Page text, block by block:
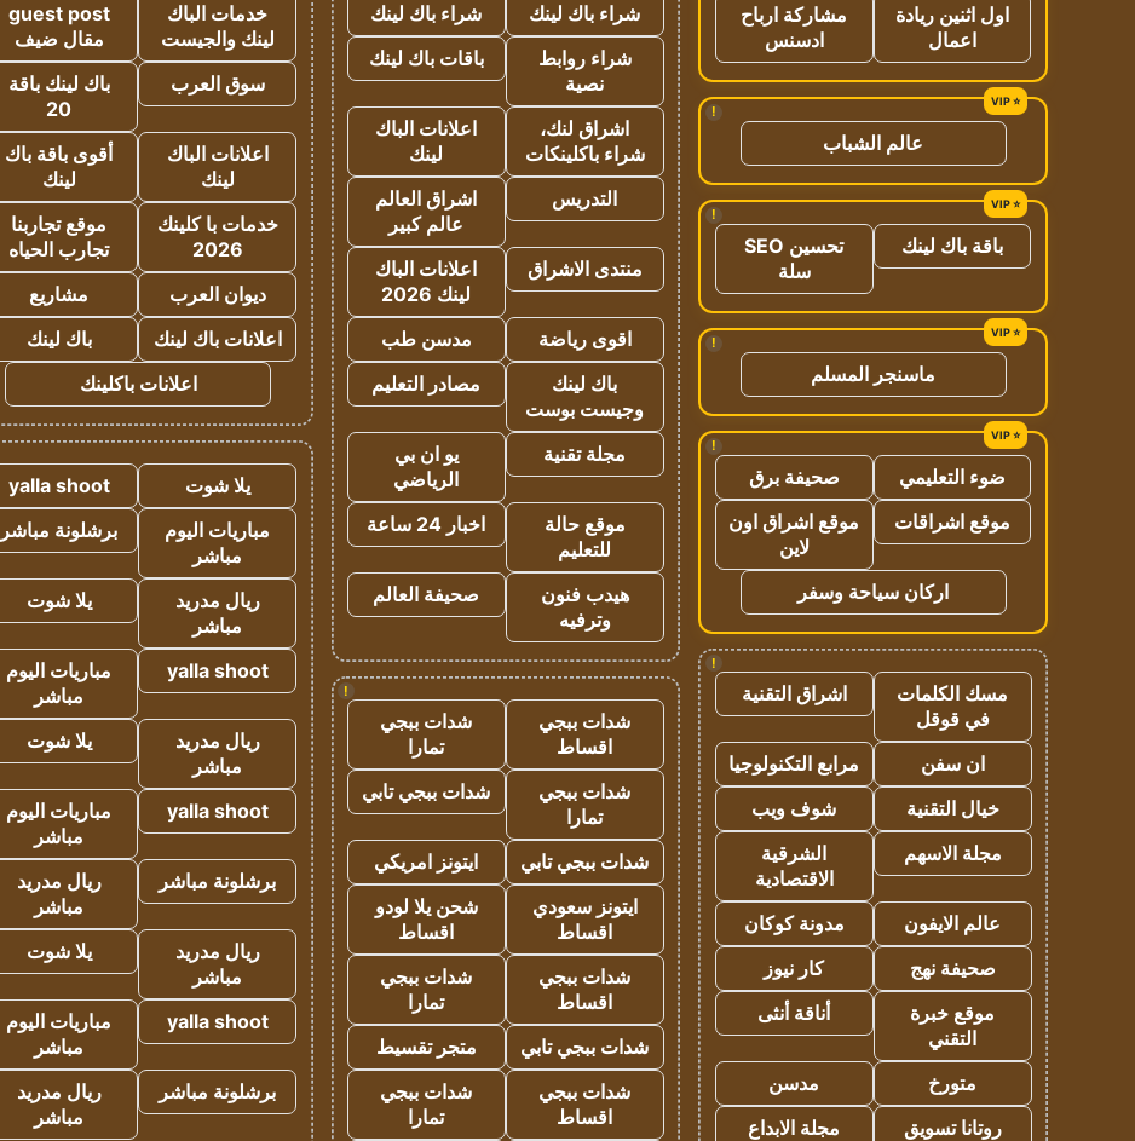
اول اثنين ريادة
اعمال
مشاركة ارباح
ادسنس
!
عالم الشباب
!
باقة باك لينك
تحسين SEO
سلة
!
ماسنجر المسلم
!
ضوء التعليمي
صحيفة برق
موقع اشراقات
موقع اشراق اون
لاين
اركان سياحة وسفر
!
مسك الكلمات
في قوقل
اشراق التقنية
ان سفن
مرابع التكنولوجيا
خيال التقنية
شوف ويب
مجلة الاسهم
الشرقية
الاقتصادية
عالم الايفون
مدونة كوكان
صحيفة نهج
كار نيوز
موقع خبرة
التقني
أناقة أنثى
متورخ
مدسن
روتانا تسويق
مجلة الابداع
شراء باك لينك
شراء باك لينك
شراء روابط
نصية
باقات باك لينك
اشراق لنك،
شراء باكلينكات
اعلانات الباك
لينك
التدريس
اشراق العالم
عالم كبير
منتدى الاشراق
اعلانات الباك
لينك 2026
اقوى رياضة
مدسن طب
باك لينك
وجيست بوست
مصادر التعليم
مجلة تقنية
يو ان بي
الرياضي
موقع حالة
للتعليم
اخبار 24 ساعة
هيدب فنون
وترفيه
صحيفة العالم
!
شدات ببجي
اقساط
شدات ببجي
تمارا
شدات ببجي
تمارا
شدات ببجي تابي
شدات ببجي تابي
ايتونز امريكي
ايتونز سعودي
اقساط
شحن يلا لودو
اقساط
شدات ببجي
اقساط
شدات ببجي
تمارا
شدات ببجي تابي
متجر تقسيط
شدات ببجي
اقساط
شدات ببجي
تمارا
خدمات الباك
لينك والجيست
guest post
مقال ضيف
سوق العرب
باك لينك باقة
20
اعلانات الباك
لينك
أقوى باقة باك
لينك
خدمات با كلينك
2026
موقع تجاربنا
تجارب الحياه
ديوان العرب
مشاريع
اعلانات باك لينك
باك لينك
اعلانات باكلينك
يلا شوت
yalla shoot
مباريات اليوم
مباشر
برشلونة مباشر
ريال مدريد
مباشر
يلا شوت
yalla shoot
مباريات اليوم
مباشر
ريال مدريد
مباشر
يلا شوت
yalla shoot
مباريات اليوم
مباشر
برشلونة مباشر
ريال مدريد
مباشر
ريال مدريد
مباشر
يلا شوت
yalla shoot
مباريات اليوم
مباشر
برشلونة مباشر
ريال مدريد
مباشر